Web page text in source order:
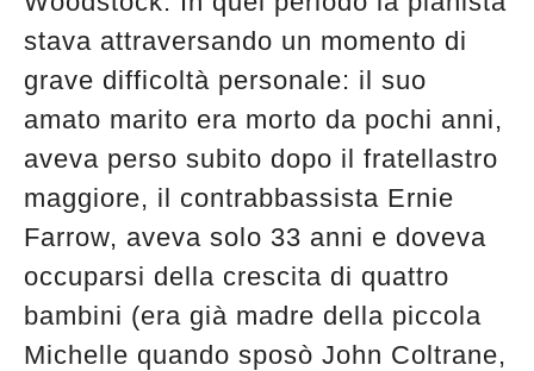
stava attraversando un momento di
grave difficoltà personale: il suo
amato marito era morto da pochi anni,
aveva perso subito dopo il fratellastro
maggiore, il contrabbassista Ernie
Farrow, aveva solo 33 anni e doveva
occuparsi della crescita di quattro
bambini (era già madre della piccola
Michelle quando sposò John Coltrane,